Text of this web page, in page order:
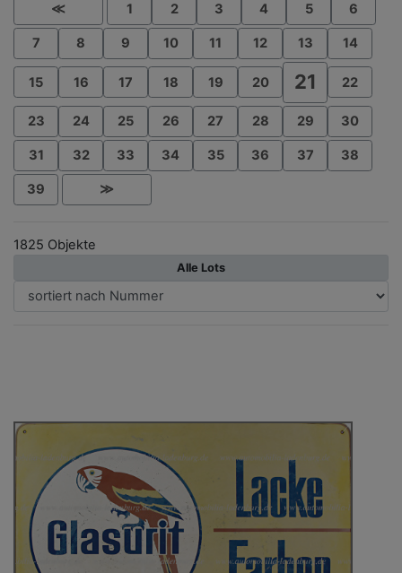
≪ 1 2 3 4 5 6
7 8 9 10 11 12 13 14
15 16 17 18 19 20 21 22
23 24 25 26 27 28 29 30
31 32 33 34 35 36 37 38
39 ≫
1825 Objekte
Alle Lots